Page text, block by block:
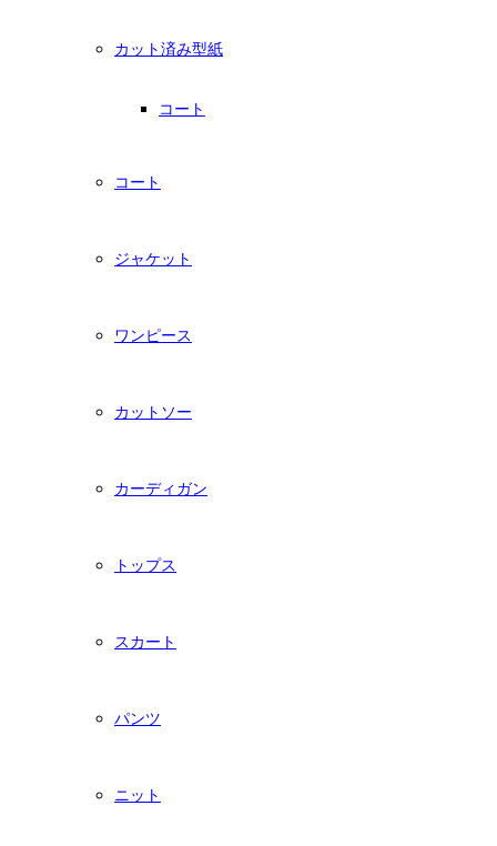
カット済み型紙
コート
コート
ジャケット
ワンピース
カットソー
カーディガン
トップス
スカート
パンツ
ニット